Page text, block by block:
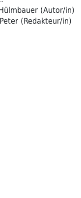
(Autor/in)
(Redakteur/in)